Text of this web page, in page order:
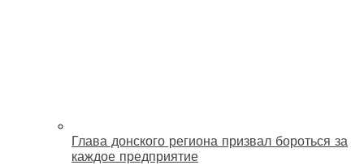
Глава донского региона призвал бороться за
каждое предприятие